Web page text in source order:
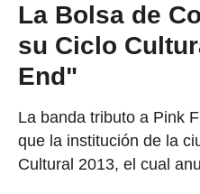
La Bolsa de
su Ciclo
End"
La banda tributo a Pink
que la institución de la
Cultural 2013, el cual